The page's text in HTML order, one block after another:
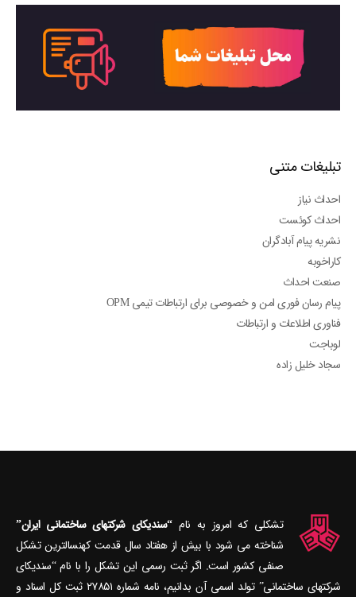
تبلیغات متنی
احداث نیاز
احداث کوئست
نشریه پیام آبادگران
کاراخوبه
صنعت احداث
پیام رسان فوری امن و خصوصی برای ارتباطات تیمی OPM
فناوری اطلاعات و ارتباطات
لوباجت
سجاد خلیل زاده
تشکلی که امروز به نام“سندیکای شرکتهای ساختمانی ایران”
شناخته می‎ شود با بیش از هفتاد سال قدمت کهنسال‎ترین تشکل
صنفی کشور است. اگر ثبت رسمی این تشکل را با نام “سندیکای
شرکتهای ساختمانی” تولد اسمی آن بدانیم، نامه شماره ۲۷۸۵۱ ثبت کل اسناد و